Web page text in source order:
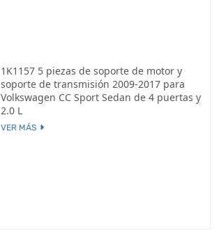
1K1157 5 piezas de soporte de motor y
soporte de transmisión 2009-2017 para
Volkswagen CC Sport Sedan de 4 puertas y
2.0 L
VER MÁS